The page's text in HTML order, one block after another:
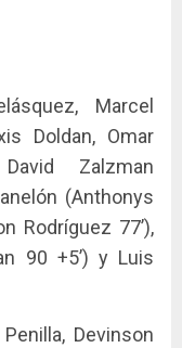
Marcel
Doldan, Omar
Zalzman
(Anthonys
Rodríguez 77’),
90 +5’) y Luis
Devinson